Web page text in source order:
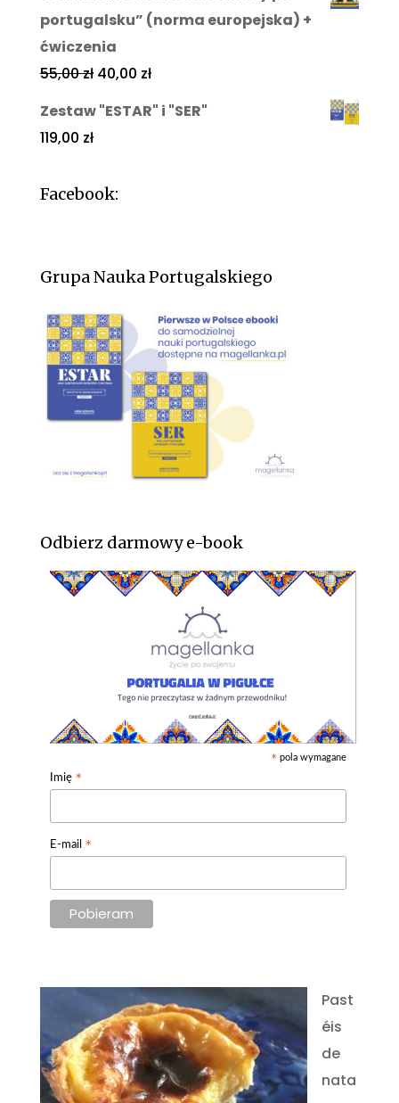
portugalsku” (norma europejska) +
ćwiczenia
55,00zł 40,00 zł
Zestaw "ESTAR" i "SER"
119,00 zł
Facebook:
Grupa Nauka Portugalskiego
Odbierz darmowy e-book
* pola wymagane
Imię *
E-mail *
Past
éis
de
nata